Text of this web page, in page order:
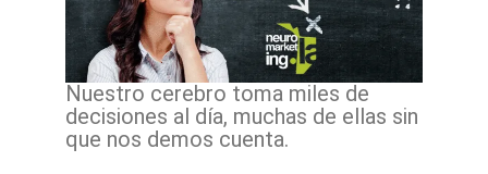
Nuestro cerebro toma miles de
decisiones al día, muchas de ellas sin
que nos demos cuenta.